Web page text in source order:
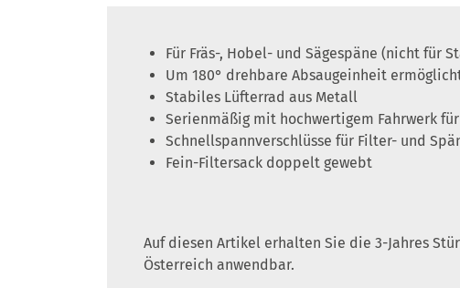
Für Fräs-, Hobel- und Sägespäne (nicht für
Um 180° drehbare Absaugeinheit
Stabiles Lüfterrad aus Metall
Serienmäßig mit hochwertigem Fahrwerk
Schnellspannverschlüsse für Filter- und
Fein-Filtersack doppelt gewebt
Auf diesen Artikel erhalten Sie die 3-Jahres
Österreich anwendbar.